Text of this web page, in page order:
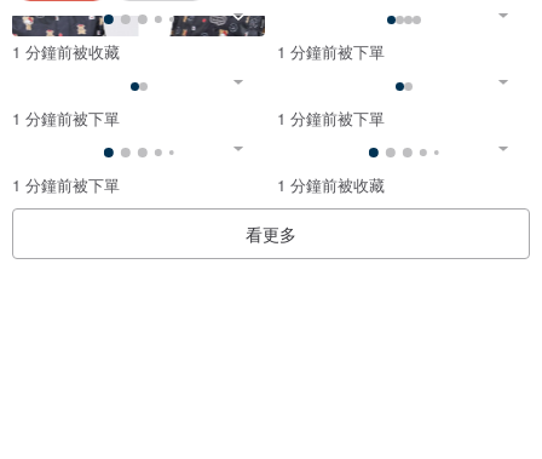
1 分鐘前被收藏 1 分鐘前被下單
1 分鐘前被下單 1 分鐘前被下單
1 分鐘前被下單 1 分鐘前被收藏
看更多